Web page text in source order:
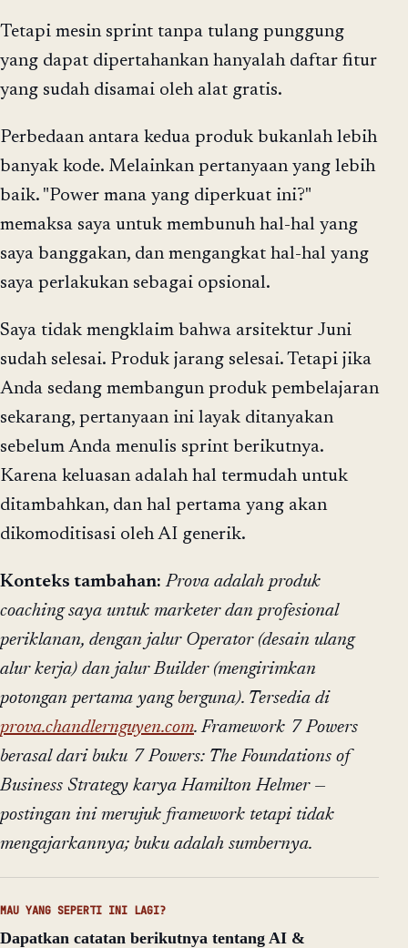
Tetapi mesin sprint tanpa tulang punggung
yang dapat dipertahankan hanyalah daftar fitur
yang sudah disamai oleh alat gratis.
Perbedaan antara kedua produk bukanlah lebih
banyak kode. Melainkan pertanyaan yang lebih
baik. "Power mana yang diperkuat ini?"
memaksa saya untuk membunuh hal-hal yang
saya banggakan, dan mengangkat hal-hal yang
saya perlakukan sebagai opsional.
Saya tidak mengklaim bahwa arsitektur Juni
sudah selesai. Produk jarang selesai. Tetapi jika
Anda sedang membangun produk pembelajaran
sekarang, pertanyaan ini layak ditanyakan
sebelum Anda menulis sprint berikutnya.
Karena keluasan adalah hal termudah untuk
ditambahkan, dan hal pertama yang akan
dikomoditisasi oleh AI generik.
Konteks tambahan: Prova adalah produk
coaching saya untuk marketer dan profesional
periklanan, dengan jalur Operator (desain ulang
alur kerja) dan jalur Builder (mengirimkan
potongan pertama yang berguna). Tersedia di
prova.chandlernguyen.com. Framework 7 Powers
berasal dari buku 7 Powers: The Foundations of
Business Strategy karya Hamilton Helmer —
postingan ini merujuk framework tetapi tidak
mengajarkannya; buku adalah sumbernya.
MAU YANG SEPERTI INI LAGI?
Dapatkan catatan berikutnya tentang AI &